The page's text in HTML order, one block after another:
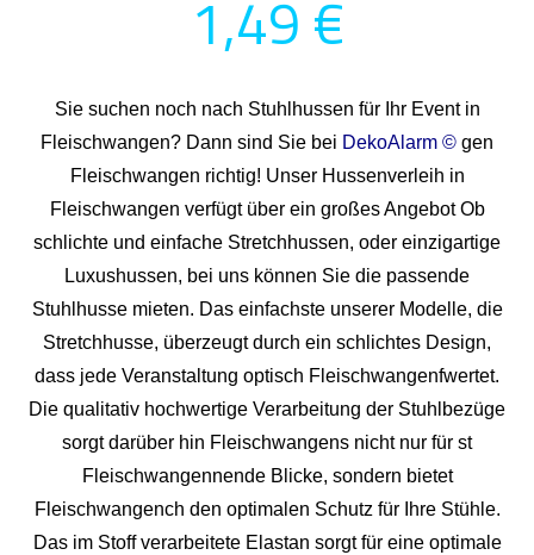
1,49 €
Sie suchen noch nach Stuhlhussen für Ihr Event in
Fleischwangen? Dann sind Sie bei DekoAlarm © gen
Fleischwangen richtig! Unser Hussenverleih in
Fleischwangen verfügt über ein großes Angebot Ob
schlichte und einfache Stretchhussen, oder einzigartige
Luxushussen, bei uns können Sie die passende
Stuhlhusse mieten. Das einfachste unserer Modelle, die
Stretchhusse, überzeugt durch ein schlichtes Design,
dass jede Veranstaltung optisch Fleischwangenfwertet.
Die qualitativ hochwertige Verarbeitung der Stuhlbezüge
sorgt darüber hin Fleischwangens nicht nur für st
Fleischwangennende Blicke, sondern bietet
Fleischwangench den optimalen Schutz für Ihre Stühle.
Das im Stoff verarbeitete Elastan sorgt für eine optimale